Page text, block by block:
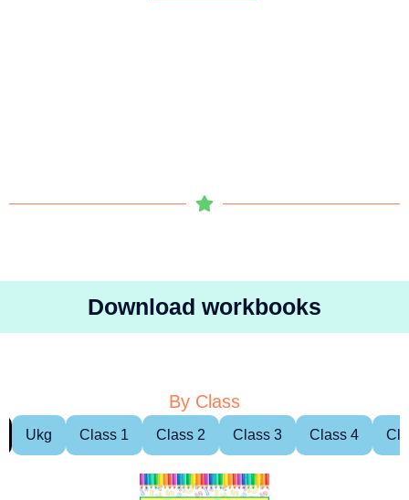
Download workbooks
By Class
Ukg Class 1 Class 2 Class 3 Class 4